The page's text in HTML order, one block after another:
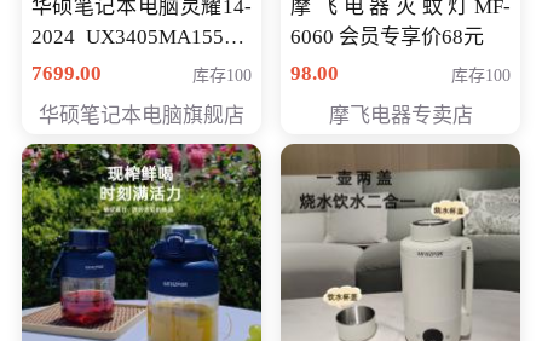
华硕笔记本电脑灵耀14-
2024 UX3405MA155夜
空蓝 oled 智慧轻薄本 会
7699.00 库存100
华硕笔记本电脑旗舰店
摩飞电器灭蚊灯MF-
6060 会员专享价68元
98.00
库存100
摩飞电器专卖店